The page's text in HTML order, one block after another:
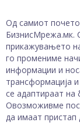
Од самиот
БизнисМрежа.мк.
прикажувањето
го промениме
информации и
трансформација
се адаптираат на
Овозможивме
да имаат